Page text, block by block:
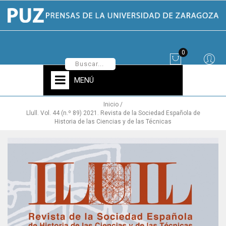
0
MENÚ
Inicio
Llull. Vol. 44 (n.º 89) 2021. Revista de la Sociedad Española de
Historia de las Ciencias y de las Técnicas